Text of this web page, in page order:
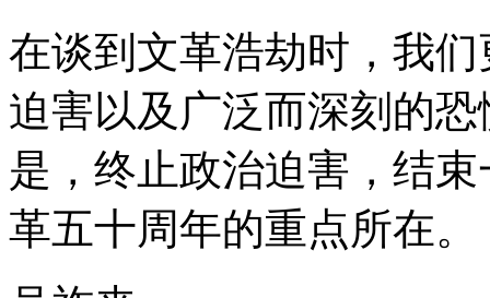
在谈到文革浩劫时，我
迫害以及广泛而深刻的
是，终止政治迫害，结
革五十周年的重点所在。